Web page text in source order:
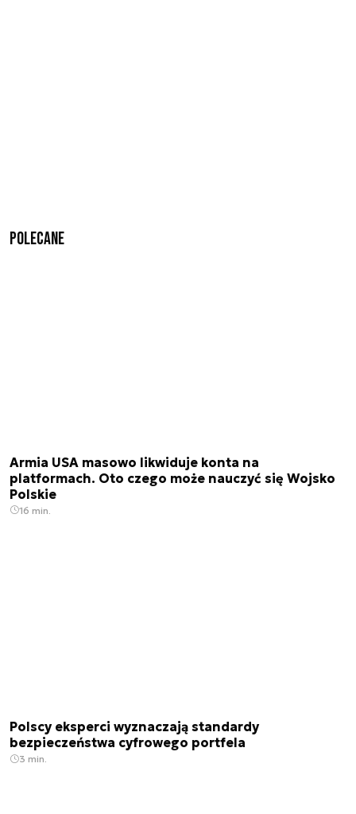
Polecane
Armia USA masowo likwiduje konta na
platformach. Oto czego może nauczyć się Wojsko
Polskie
16 min.
Polscy eksperci wyznaczają standardy
bezpieczeństwa cyfrowego portfela
3 min.